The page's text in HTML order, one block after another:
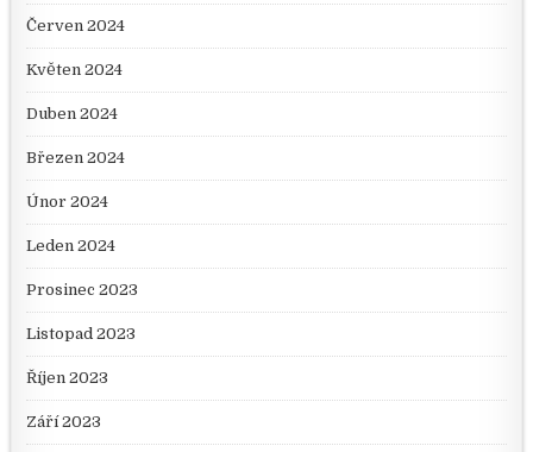
Červen 2024
Květen 2024
Duben 2024
Březen 2024
Únor 2024
Leden 2024
Prosinec 2023
Listopad 2023
Říjen 2023
Září 2023